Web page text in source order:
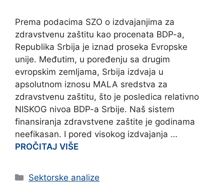
Prema podacima SZO o izdvajanjima za
zdravstvenu zaštitu kao procenata BDP-a,
Republika Srbija je iznad proseka Evropske
unije. Međutim, u poređenju sa drugim
evropskim zemljama, Srbija izdvaja u
apsolutnom iznosu MALA sredstva za
zdravstvenu zaštitu, što je posledica relativno
NISKOG nivoa BDP-a Srbije. Naš sistem
finansiranja zdravstvene zaštite je godinama
neefikasan. I pored visokog izdvajanja …
PROČITAJ VIŠE
Categories
Sektorske analize